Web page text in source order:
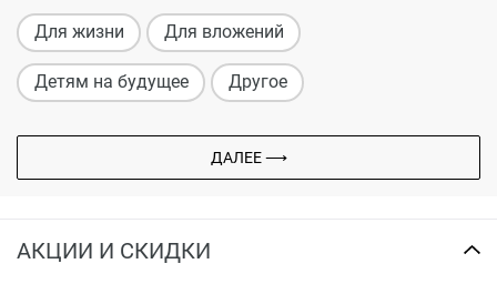
Для жизни Для вложений
Детям на будущее Другое
ДАЛЕЕ ⟶
АКЦИИ И СКИДКИ